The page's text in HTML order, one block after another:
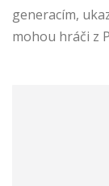
generacím,
mohou hráči z